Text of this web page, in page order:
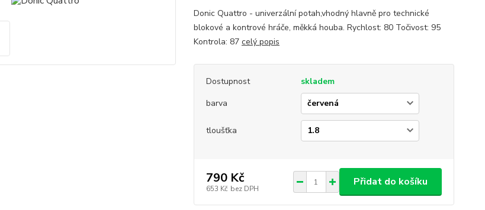
Donic Quattro - univerzální potah,vhodný hlavně pro technické
blokové a kontrové hráče, měkká houba. Rychlost: 80 Točivost: 95
Kontrola: 87 celý popis
Dostupnost
skladem
barva
tloušťka
790 Kč
653 Kč bez DPH
Přidat do košíku